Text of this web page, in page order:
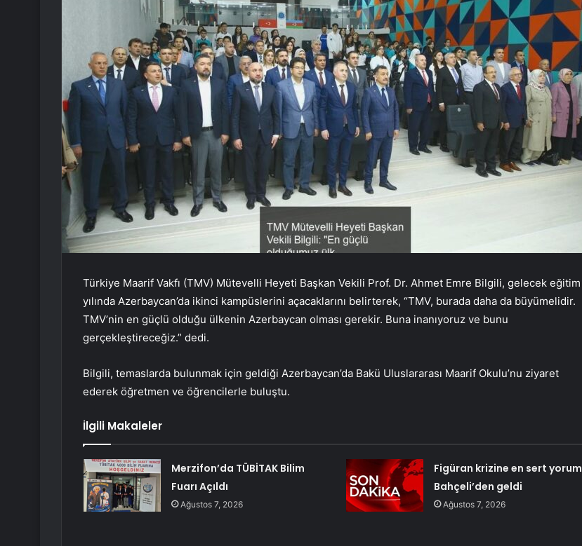
Türkiye Maarif Vakfı (TMV) Mütevelli Heyeti Başkan Vekili Prof. Dr. Ahmet Emre Bilgili, gelecek eğitim
yılında Azerbaycan’da ikinci kampüslerini açacaklarını belirterek, “TMV, burada daha da büyümelidir.
TMV’nin en güçlü olduğu ülkenin Azerbaycan olması gerekir. Buna inanıyoruz ve bunu
gerçekleştireceğiz.” dedi.
Bilgili, temaslarda bulunmak için geldiği Azerbaycan’da Bakü Uluslararası Maarif Okulu’nu ziyaret
ederek öğretmen ve öğrencilerle buluştu.
İlgili Makaleler
Merzifon’da TÜBİTAK Bilim
Fuarı Açıldı
Ağustos 7, 2026
Figüran krizine en sert yorum
Bahçeli’den geldi
Ağustos 7, 2026